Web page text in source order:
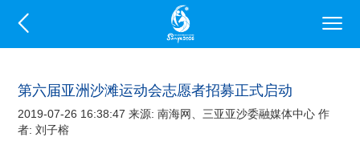
第六届亚洲沙滩运动会志愿者招募正式启动
2019-07-26 16:38:47 来源: 南海网、三亚亚沙委融媒体中心 作
者: 刘子榕